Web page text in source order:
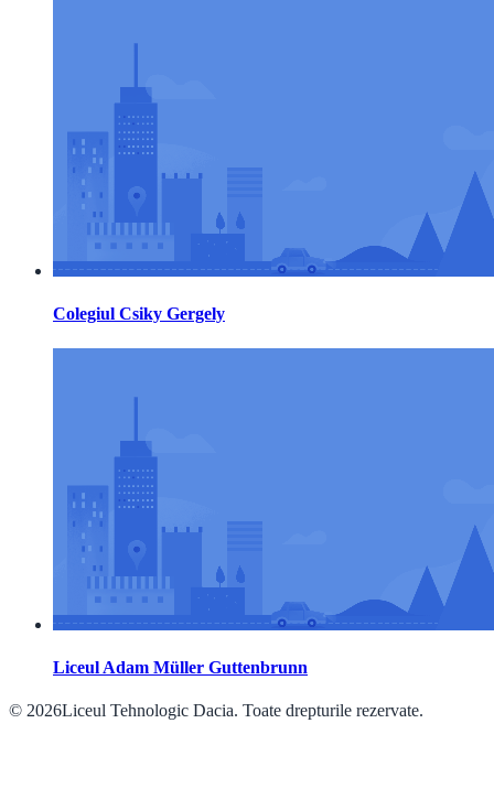
Colegiul Csiky Gergely
Liceul Adam Müller Guttenbrunn
© 2026Liceul Tehnologic Dacia. Toate drepturile rezervate.